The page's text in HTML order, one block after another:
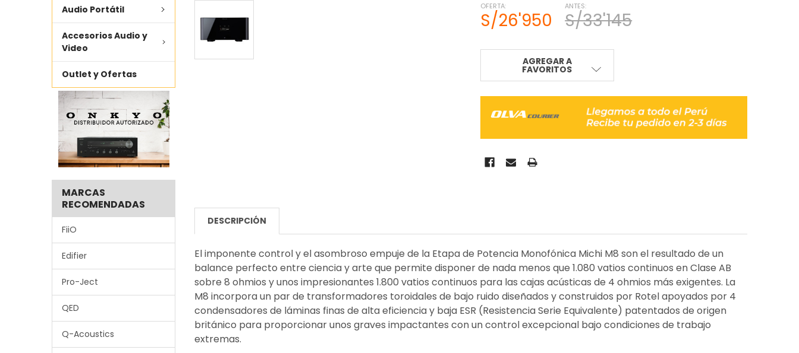
Audio Portátil
Accesorios Audio y
Video
Outlet y Ofertas
MARCAS
RECOMENDADAS
FiiO
Edifier
Pro-Ject
QED
Q-Acoustics
OFERTA:
S/26'950
ANTES:
S/33'145
STOCK
AGREGAR A
FAVORITOS
DESCRIPCIÓN
El imponente control y el asombroso empuje de la Etapa de Potencia Monofónica Michi M8 son el resultado de un
balance perfecto entre ciencia y arte que permite disponer de nada menos que 1.080 vatios continuos en Clase AB
sobre 8 ohmios y unos impresionantes 1.800 vatios continuos para las cajas acústicas de 4 ohmios más exigentes. La
M8 incorpora un par de transformadores toroidales de bajo ruido diseñados y construidos por Rotel apoyados por 4
condensadores de láminas finas de alta eficiencia y baja ESR (Resistencia Serie Equivalente) patentados de origen
británico para proporcionar unos graves impactantes con un control excepcional bajo condiciones de trabajo
extremas.